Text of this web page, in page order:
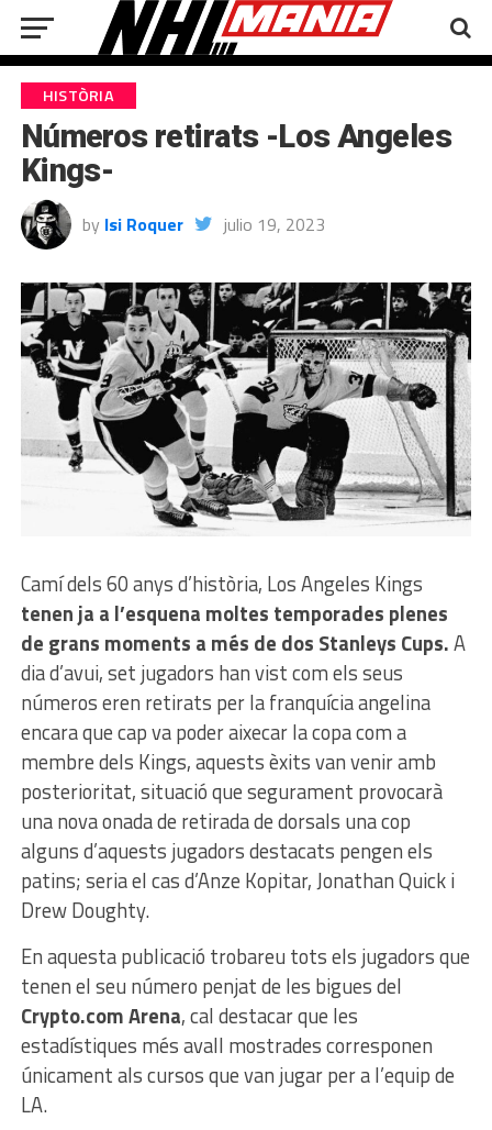
HISTÒRIA
Números retirats -Los Angeles
Kings-
by Isi Roquer julio 19, 2023
Camí dels 60 anys d’història, Los Angeles Kings
tenen ja a l’esquena moltes temporades plenes
de grans moments a més de dos Stanleys Cups.A
dia d’avui, set jugadors han vist com els seus
números eren retirats per la franquícia angelina
encara que cap va poder aixecar la copa com a
membre dels Kings, aquests èxits van venir amb
posterioritat, situació que segurament provocarà
una nova onada de retirada de dorsals una cop
alguns d’aquests jugadors destacats pengen els
patins; seria el cas d’Anze Kopitar, Jonathan Quick i
Drew Doughty.
En aquesta publicació trobareu tots els jugadors que
tenen el seu número penjat de les bigues del
Crypto.com Arena, cal destacar que les
estadístiques més avall mostrades corresponen
únicament als cursos que van jugar per a l’equip de
LA.